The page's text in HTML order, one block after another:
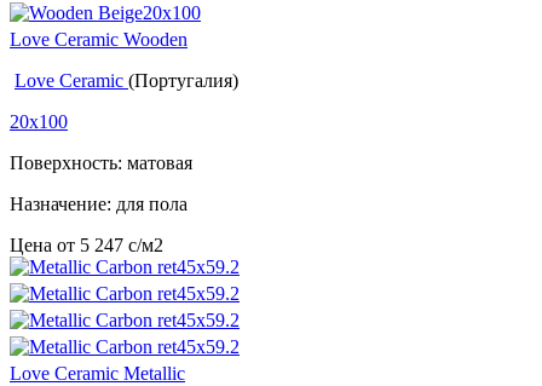
Love Ceramic Wooden
Love Ceramic (Португалия)
20x100
Поверхность: матовая
Назначение: для пола
Цена от 5 247 c/м2
Love Ceramic Metallic